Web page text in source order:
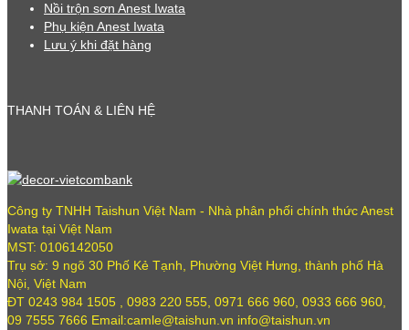
Nồi trộn sơn Anest Iwata
Phụ kiện Anest Iwata
Lưu ý khi đặt hàng
THANH TOÁN & LIÊN HỆ
Công ty TNHH Taishun Việt Nam - Nhà phân phối chính thức Anest
Iwata tại Việt Nam
MST: 0106142050
Trụ sở: 9 ngõ 30 Phố Kẻ Tạnh, Phường Việt Hưng, thành phố Hà
Nội, Việt Nam
ĐT 0243 984 1505 , 0983 220 555, 0971 666 960, 0933 666 960,
09 7555 7666 Email:camle@taishun.vn info@taishun.vn